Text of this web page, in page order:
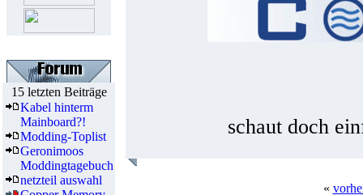
15 letzten Beiträge
Kabel hinterm
Mainboard?!
Modding-Toplist
Geronimoos
Moddingtagebuch
netzteil auswahl
schaut doch
«